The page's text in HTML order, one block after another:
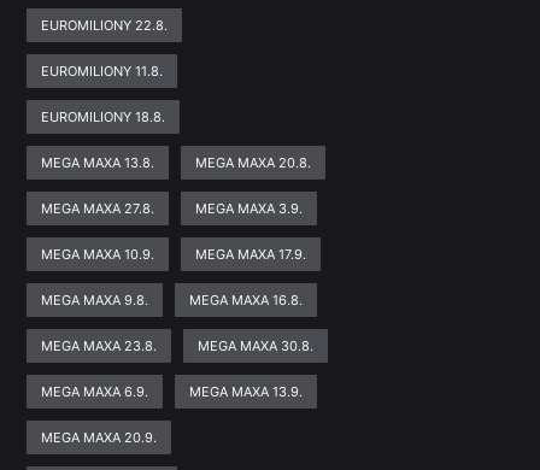
EUROMILIONY 22.8.
EUROMILIONY 11.8.
EUROMILIONY 18.8.
MEGA MAXA 13.8. MEGA MAXA 20.8.
MEGA MAXA 27.8. MEGA MAXA 3.9.
MEGA MAXA 10.9. MEGA MAXA 17.9.
MEGA MAXA 9.8. MEGA MAXA 16.8.
MEGA MAXA 23.8. MEGA MAXA 30.8.
MEGA MAXA 6.9. MEGA MAXA 13.9.
MEGA MAXA 20.9.